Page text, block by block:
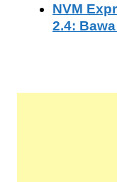
NVM
2.4: